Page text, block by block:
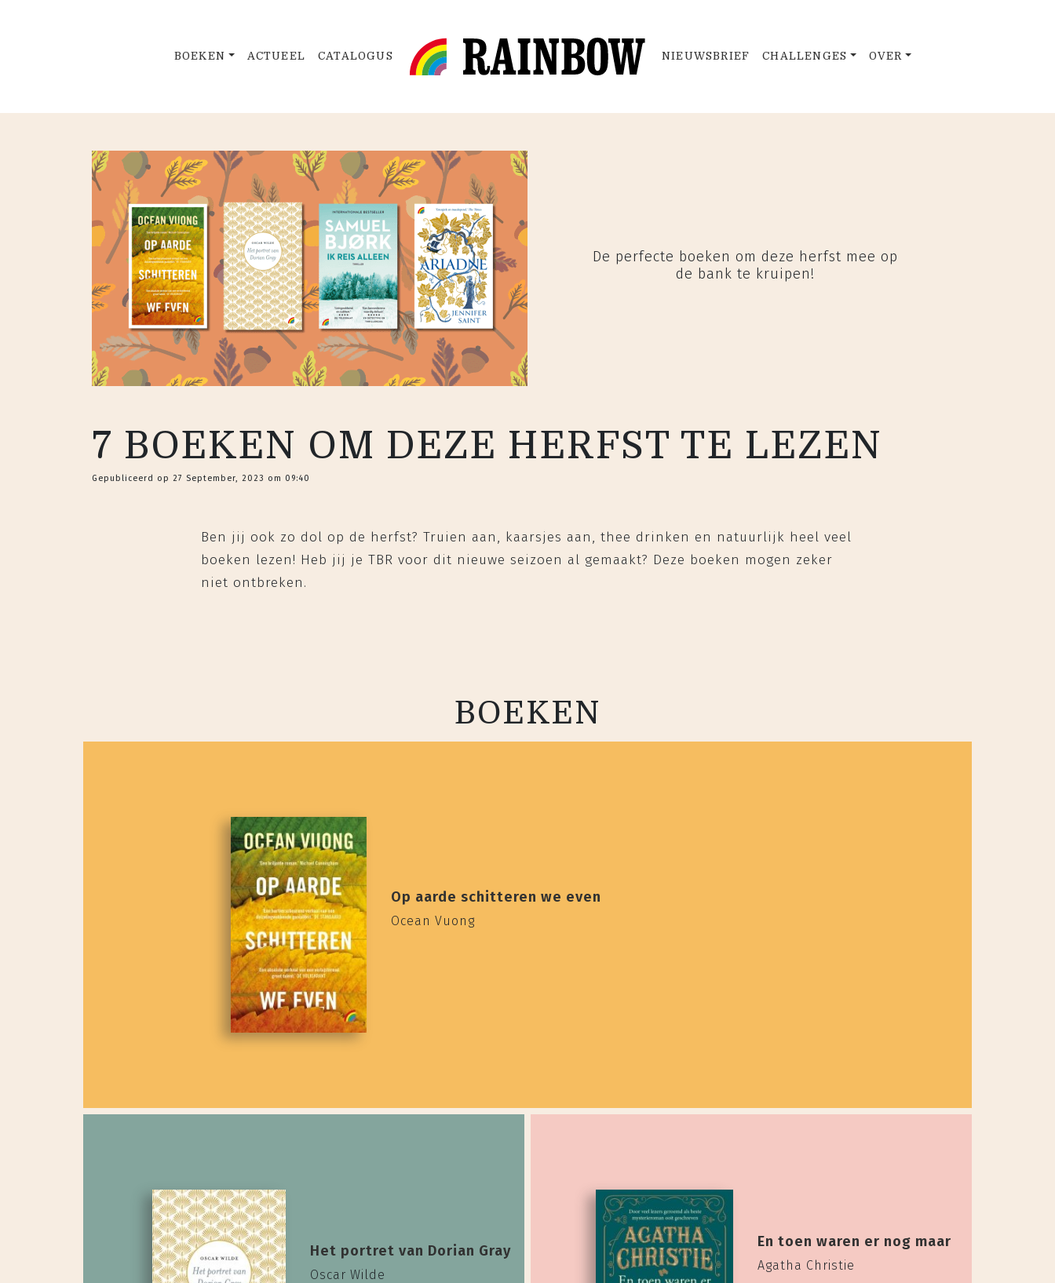
BOEKEN ACTUEEL CATALOGUS NIEUWSBRIEF CHALLENGES OVER
De perfecte boeken om deze herfst mee op
de bank te kruipen!
7 BOEKEN OM DEZE HERFST TE LEZEN
Gepubliceerd op 27 September, 2023 om 09:40
Ben jij ook zo dol op de herfst? Truien aan, kaarsjes aan, thee drinken en natuurlijk heel veel
boeken lezen! Heb jij je TBR voor dit nieuwe seizoen al gemaakt? Deze boeken mogen zeker
niet ontbreken.
BOEKEN
Op aarde schitteren we even
Ocean Vuong
Het portret van Dorian Gray
Oscar Wilde
En toen waren er nog maar
Agatha Christie